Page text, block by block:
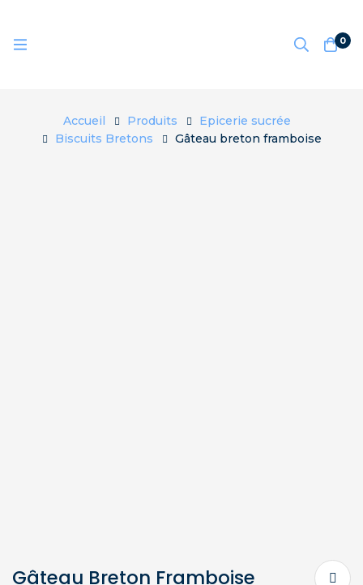
0
Accueil Produits
Epicerie sucrée
Biscuits Bretons
Gâteau breton framboise
Gâteau Breton Framboise